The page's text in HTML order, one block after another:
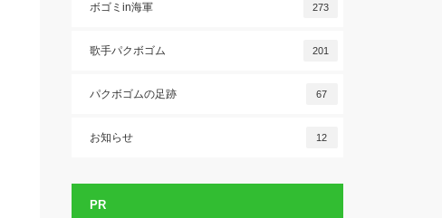
ボゴミin海軍 273
歌手パクボゴム 201
パクボゴムの足跡 67
お知らせ 12
PR